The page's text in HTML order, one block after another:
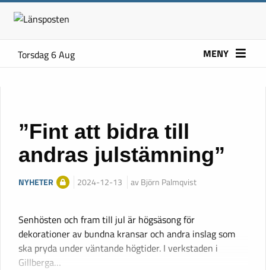
Torsdag 6 Aug MENY
”Fint att bidra till
andras julstämning”
NYHETER 2024-12-13 av Björn Palmqvist
Senhösten och fram till jul är högsäsong för
dekorationer av bundna kransar och andra inslag som
ska pryda under väntande högtider. I verkstaden i
Gillberga…